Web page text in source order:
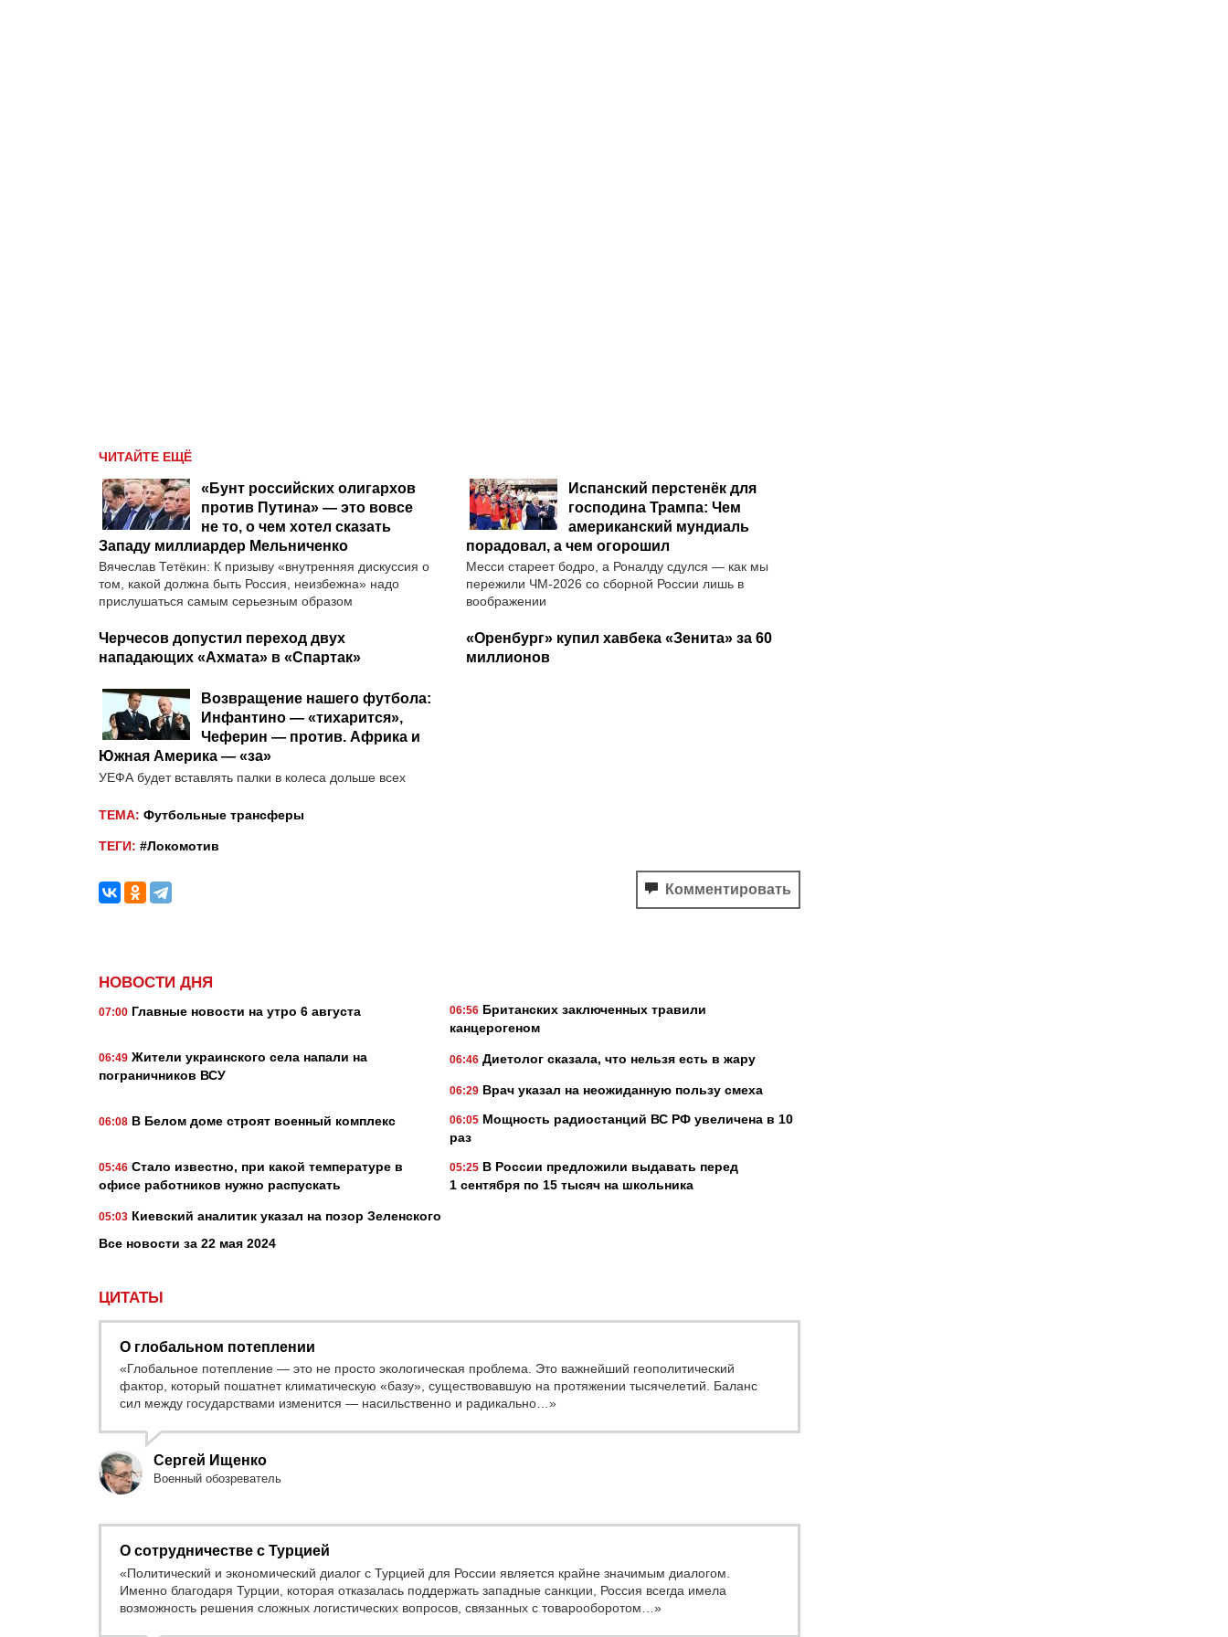
ЧИТАЙТЕ ЕЩЁ
«Бунт российских олигархов
против Путина» — это вовсе
не то, о чем хотел сказать
Западу миллиардер Мельниченко
Вячеслав Тетёкин: К призыву «внутренняя дискуссия о
том, какой должна быть Россия, неизбежна» надо
прислушаться самым серьезным образом
Испанский перстенёк для
господина Трампа: Чем
американский мундиаль
порадовал, а чем огорошил
Месси стареет бодро, а Роналду сдулся — как мы
пережили ЧМ-2026 со сборной России лишь в
воображении
Черчесов допустил переход двух
нападающих «Ахмата» в «Спартак»
«Оренбург» купил хавбека «Зенита» за 60
миллионов
Возвращение нашего футбола:
Инфантино — «тихарится»,
Чеферин — против. Африка и
Южная Америка — «за»
УЕФА будет вставлять палки в колеса дольше всех
ТЕМА: Футбольные трансферы
ТЕГИ: #Локомотив
Комментировать
НОВОСТИ ДНЯ
07:00 Главные новости на утро 6 августа 06:56 Британских заключенных травили
канцерогеном
06:49 Жители украинского села напали на
пограничников ВСУ
06:46 Диетолог сказала, что нельзя есть в жару
06:29 Врач указал на неожиданную пользу смеха
06:08 В Белом доме строят военный комплекс 06:05 Мощность радиостанций ВС РФ увеличена в 10
раз
05:46 Стало известно, при какой температуре в
офисе работников нужно распускать
05:25 В России предложили выдавать перед
1 сентября по 15 тысяч на школьника
05:03 Киевский аналитик указал на позор Зеленского
Все новости за 22 мая 2024
ЦИТАТЫ
О глобальном потеплении
«Глобальное потепление — это не просто экологическая проблема. Это важнейший геополитический
фактор, который пошатнет климатическую «базу», существовавшую на протяжении тысячелетий. Баланс
сил между государствами изменится — насильственно и радикально…»
Сергей Ищенко
Военный обозреватель
О сотрудничестве с Турцией
«Политический и экономический диалог с Турцией для России является крайне значимым диалогом.
Именно благодаря Турции, которая отказалась поддержать западные санкции, Россия всегда имела
возможность решения сложных логистических вопросов, связанных с товарооборотом…»